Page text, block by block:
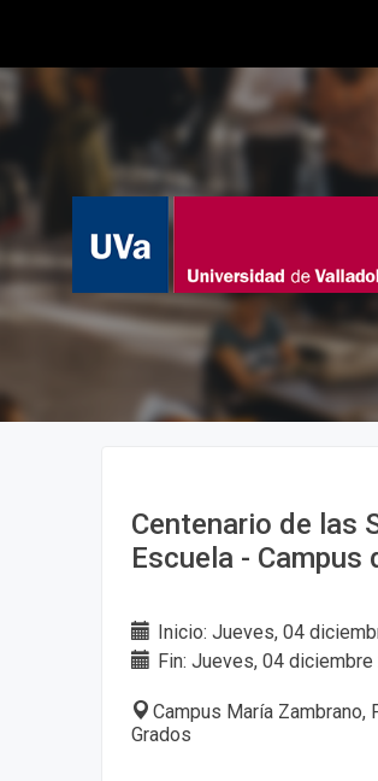
Centenario de las
Escuela - Campus
Inicio: Jueves, 04
Fin: Jueves, 04 diciembre
Campus María Zambrano,
Grados